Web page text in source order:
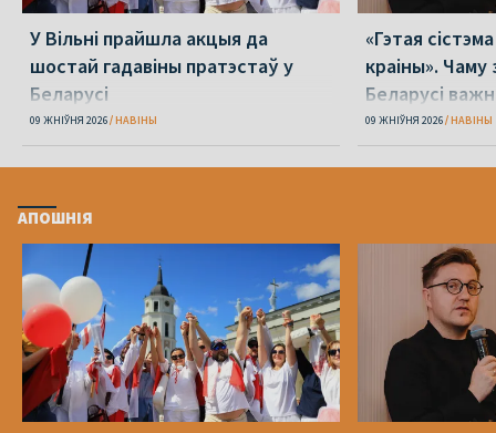
У Вільні прайшла акцыя да
шостай гадавіны пратэстаў у
Беларусі
09 ЖНІЎНЯ 2026 НАВІНЫ
«Гэтая
краіны». Чаму
Беларусі
міжнародным
09 ЖНІЎНЯ 2026 НАВІНЫ
АПОШНІЯ